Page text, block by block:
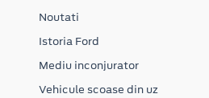
Noutati
Istoria Ford
Mediu inconjurator
Vehicule scoase din uz